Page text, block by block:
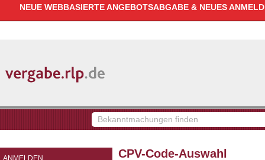
NEUE WEBBASIERTE ANGEBOTSABGABE & NEUES
Bekanntmachungen
finden
ANMELDEN CPV-Code-Auswahl